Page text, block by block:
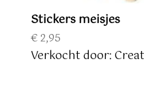
Stickers meisjes
€2,95
Verkocht door: